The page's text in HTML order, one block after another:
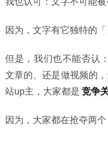
因为，文字有它独特的「
但是，我们也不能否认
文章的、还是做视频的
站up主，大家都是 竞争
因为，大家都在抢夺两个